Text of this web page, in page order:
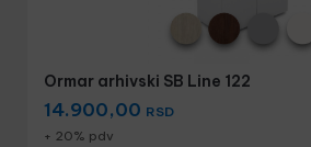
Ormar arhivski SB Line 122
14.900,00 RSD
+ 20% pdv